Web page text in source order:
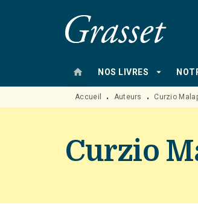
MENU RECHERCHE
home NOS LIVRES arrow_drop_down
Accueil • Auteurs • Curzio
Curzio